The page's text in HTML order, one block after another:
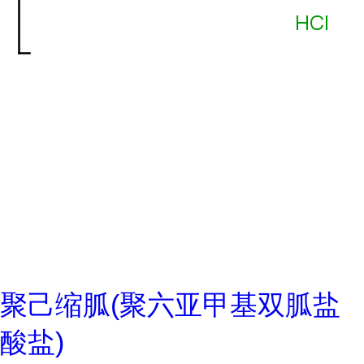
聚己缩胍(聚六亚甲基双胍盐
酸盐)